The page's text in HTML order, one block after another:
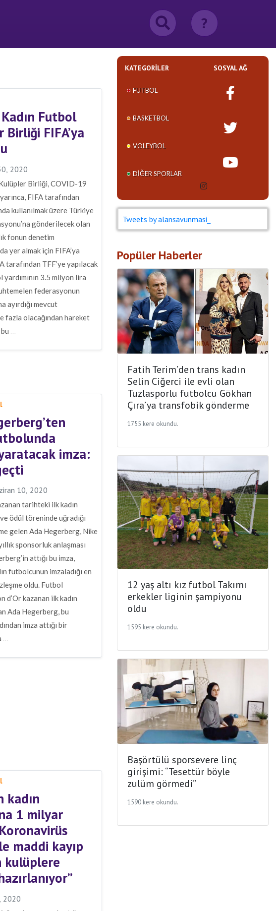
?
Futbol
Birliği FIFA’ya
2020
Birliği, COVID-19
FIFA tarafından
kullanılmak üzere Türkiye
gönderilecek olan
fonun denetim
yer almak için FIFA’ya
tarafından TFF’ye yapılacak
yardımının 3.5 milyon lira
federasyonun
ayırdığı mevcut
fazla olacağından hareket
imza:
10, 2020
tarihteki ilk kadın
ödül töreninde uğradığı
gelen Ada Hegerberg, Nike
sponsorluk anlaşması
attığı bu imza,
futbolcunun imzaladığı en
oldu. Futbol
d’Or kazanan ilk kadın
Ada Hegerberg, bu
imza attığı bir
…
kadın
1 milyar
maddi kayıp
kulüplere
2020
KATEGORILER
FUTBOL
BASKETBOL
VOLEYBOL
DIĞER SPORLAR
SOSYAL AĞ
Tweets by alansavunmasi_
Popüler Haberler
Fatih Terim’den trans kadın
Selin Ciğerci ile evli olan
Tuzlasporlu futbolcu Gökhan
Çıra’ya transfobik gönderme
1755 kere okundu.
12 yaş altı kız futbol Takımı
erkekler liginin şampiyonu
oldu
1595 kere okundu.
Başörtülü sporsevere linç
girişimi: “Tesettür böyle
zulüm görmedi”
1590 kere okundu.